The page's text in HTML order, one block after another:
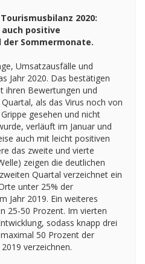
2020:
positive
Sommermonate.
Umsatzausfälle und
Jahr 2020. Das bestätigen
ihren Bewertungen und
als das Virus noch von
gesehen und nicht
verläuft im Januar und
auch mit leicht positiven
das zweite und vierte
zeigen die deutlichen
Quartal verzeichnet ein
unter 25% der
Jahr 2019. Ein weiteres
25-50 Prozent. Im vierten
sodass knapp drei
50 Prozent der
verzeichnen.